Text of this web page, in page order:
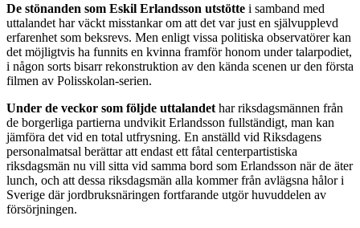
De stönanden som Eskil Erlandsson utstötte i samband med
uttalandet har väckt misstankar om att det var just en självupplevd
erfarenhet som beksrevs. Men enligt vissa politiska observatörer kan
det möjligtvis ha funnits en kvinna framför honom under talarpodiet,
i någon sorts bisarr rekonstruktion av den kända scenen ur den första
filmen av Polisskolan-serien.
Under de veckor som följde uttalandet har riksdagsmännen från
de borgerliga partierna undvikit Erlandsson fullständigt, man kan
jämföra det vid en total utfrysning. En anställd vid Riksdagens
personalmatsal berättar att endast ett fåtal centerpartistiska
riksdagsmän nu vill sitta vid samma bord som Erlandsson när de äter
lunch, och att dessa riksdagsmän alla kommer från avlägsna hålor i
Sverige där jordbruksnäringen fortfarande utgör huvuddelen av
försörjningen.